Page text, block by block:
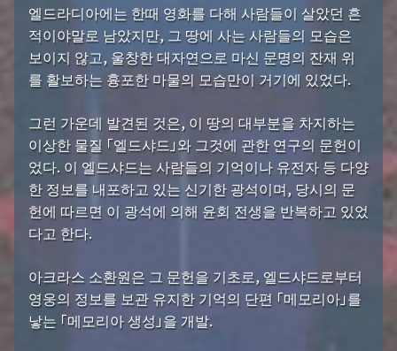
엘드라디아에는 한때 영화를 다해 사람들이 살았던 흔
적이야말로 남았지만, 그 땅에 사는 사람들의 모습은
보이지 않고, 울창한 대자연으로 마신 문명의 잔재 위
를 활보하는 흉포한 마물의 모습만이 거기에 있었다.
그런 가운데 발견된 것은, 이 땅의 대부분을 차지하는
이상한 물질 「엘드샤드」와 그것에 관한 연구의 문헌이
었다. 이 엘드샤드는 사람들의 기억이나 유전자 등 다양
한 정보를 내포하고 있는 신기한 광석이며, 당시의 문
헌에 따르면 이 광석에 의해 윤회 전생을 반복하고 있었
다고 한다.
아크라스 소환원은 그 문헌을 기초로, 엘드샤드로부터
영웅의 정보를 보관 유지한 기억의 단편 「메모리아」를
낳는 「메모리아 생성」을 개발.